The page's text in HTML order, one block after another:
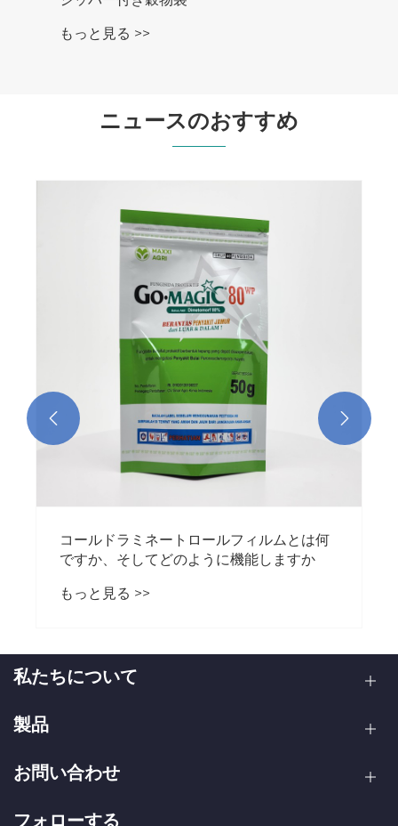
ニュースのおすすめ
穀物平底袋がバルク材料の保管に最適な理
もっと見る >>
 
私たちについて
製品
お問い合わせ
フォローする